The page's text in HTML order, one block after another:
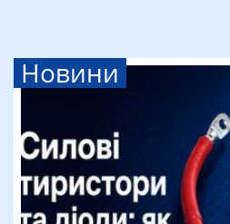
Новини